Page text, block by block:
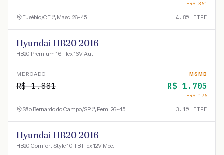
−R$ 361
Eusébio/CE Masc · 26-45 4.8% FIPE
Hyundai HB20 2016
HB20 Premium 1.6 Flex 16V Aut.
MERCADO
R$1.881
MSMB
R$ 1.705
−R$ 176
São Bernardo do Campo/SP Fem · 26-45 3.1% FIPE
Hyundai HB20 2016
HB20 Comfort Style 1.0 TB Flex 12V Mec.